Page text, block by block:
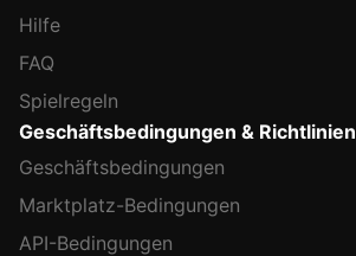
Hilfe
FAQ
Spielregeln
Geschäftsbedingungen & Richtlinien
Geschäftsbedingungen
Marktplatz-Bedingungen
API-Bedingungen